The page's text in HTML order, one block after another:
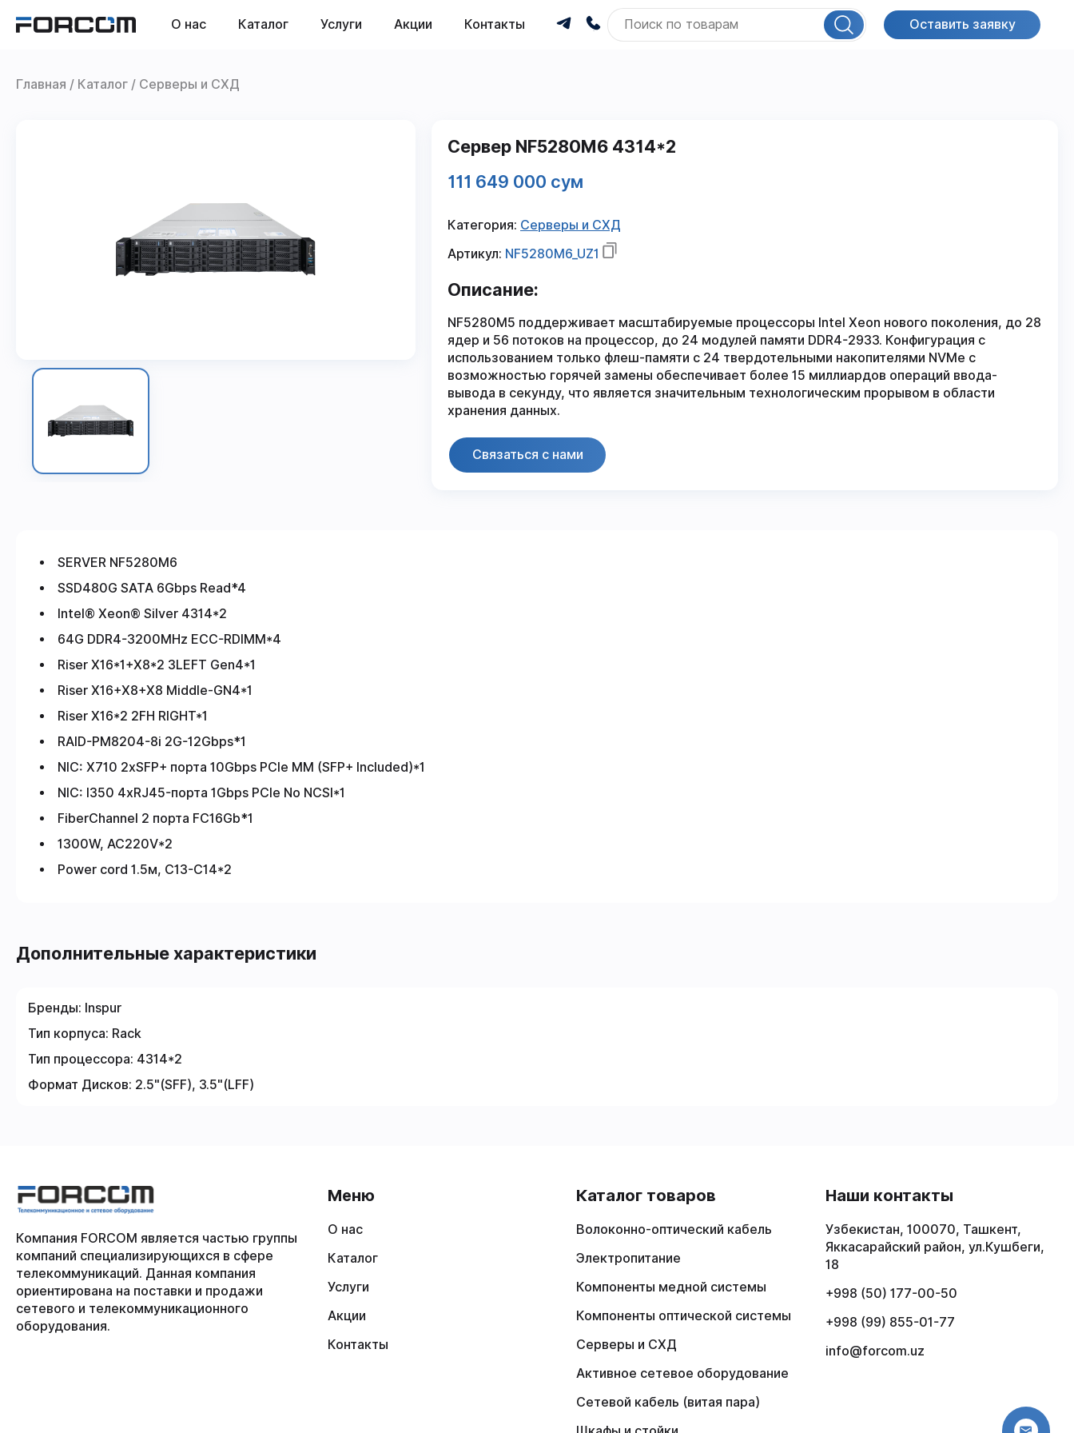
О нас Каталог Услуги Акции Контакты Оставить заявку
Главная Каталог Серверы и СХД
Сервер NF5280M6 4314*2
111 649 000 сум
Категория: Серверы и СХД
Артикул: NF5280M6_UZ1
Описание:
NF5280M5 поддерживает масштабируемые процессоры Intel Xeon нового поколения, до 28
ядер и 56 потоков на процессор, до 24 модулей памяти DDR4-2933. Конфигурация с
использованием только флеш-памяти с 24 твердотельными накопителями NVMe с
возможностью горячей замены обеспечивает более 15 миллиардов операций ввода-
вывода в секунду, что является значительным технологическим прорывом в области
хранения данных.
Связаться с нами
SERVER NF5280M6
SSD480G SATA 6Gbps Read*4
Intel® Xeon® Silver 4314*2
64G DDR4-3200MHz ECC-RDIMM*4
Riser X16*1+X8*2 3LEFT Gen4*1
Riser X16+X8+X8 Middle-GN4*1
Riser X16*2 2FH RIGHT*1
RAID-PM8204-8i 2G-12Gbps*1
NIC: X710 2хSFP+ порта 10Gbps PCIe MM (SFP+ Included)*1
NIC: I350 4хRJ45-порта 1Gbps PCIe No NCSI*1
FiberChannel 2 порта FC16Gb*1
1300W, AC220V*2
Power cord 1.5м, C13-C14*2
Дополнительные характеристики
Бренды: Inspur
Тип корпуса: Rack
Тип процессора: 4314*2
Формат Дисков: 2.5"(SFF), 3.5"(LFF)
Компания FORCOM является частью группы
компаний специализирующихся в сфере
телекоммуникаций. Данная компания
ориентирована на поставки и продажи
сетевого и телекоммуникационного
оборудования.
Меню
О нас
Каталог
Услуги
Акции
Контакты
Каталог товаров
Волоконно-оптический кабель
Электропитание
Компоненты медной системы
Компоненты оптической системы
Серверы и СХД
Активное сетевое оборудование
Сетевой кабель (витая пара)
Наши контакты
Узбекистан, 100070, Ташкент,
Яккасарайский район, ул.Кушбеги,
18
+998 (50) 177-00-50
+998 (99) 855-01-77
info@forcom.uz